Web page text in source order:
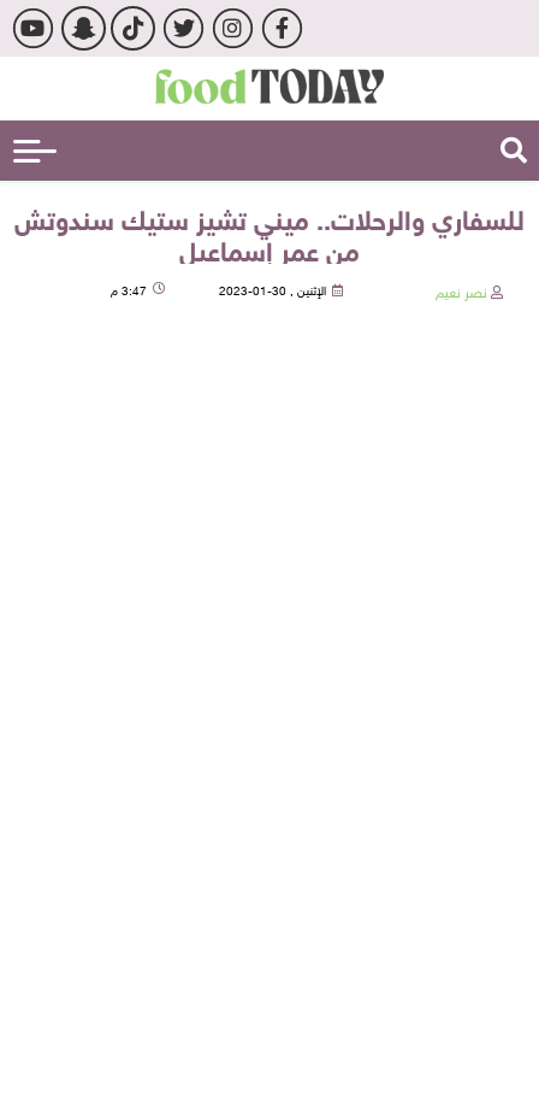
للسفاري والرحلات.. ميني تشيز ستيك سندوتش
من عمر إسماعيل
نصر نعيم الإثنين , 30-01-2023 3:47 م